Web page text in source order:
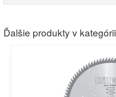
Ďalšie produkty v kategórii